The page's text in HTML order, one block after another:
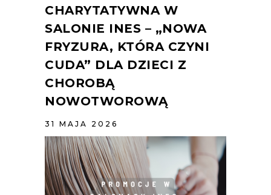
CHARYTATYWNA W
SALONIE INES – „NOWA
FRYZURA, KTÓRA CZYNI
CUDA” DLA DZIECI Z
CHOROBĄ
NOWOTWOROWĄ
31 MAJA 2026